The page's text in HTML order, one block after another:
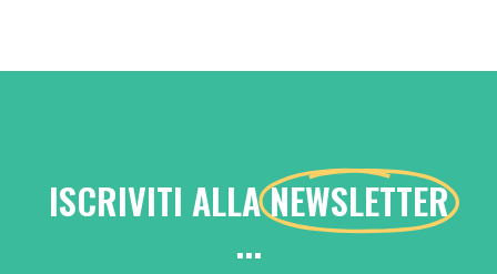
ISCRIVITI ALLANEWSLETTER
...